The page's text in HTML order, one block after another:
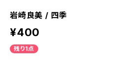
岩崎良美 / 四季
¥400
残り1点